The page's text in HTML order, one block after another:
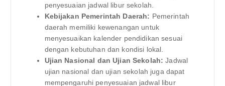
penyesuaian jadwal libur sekolah.
Kebijakan Pemerintah Daerah: Pemerintah
daerah memiliki kewenangan untuk
menyesuaikan kalender pendidikan sesuai
dengan kebutuhan dan kondisi lokal.
Ujian Nasional dan Ujian Sekolah: Jadwal
ujian nasional dan ujian sekolah juga dapat
mempengaruhi penyesuaian jadwal libur